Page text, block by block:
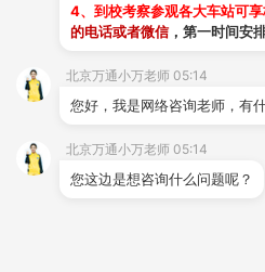
4、到校考察参观各大车站可
的电话或者微信，第一时间安
北京万通小万老师 05:14
您好，我是网络咨询老师，有
北京万通小万老师 05:14
您这边是想咨询什么问题呢？